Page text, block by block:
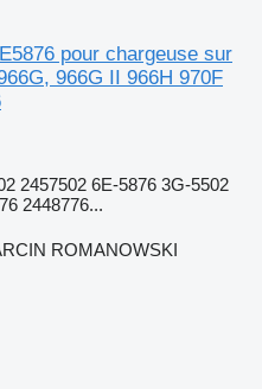
pour chargeuse sur
966G II 966H 970F
2457502 6E-5876 3G-5502
2448776...
ROMANOWSKI